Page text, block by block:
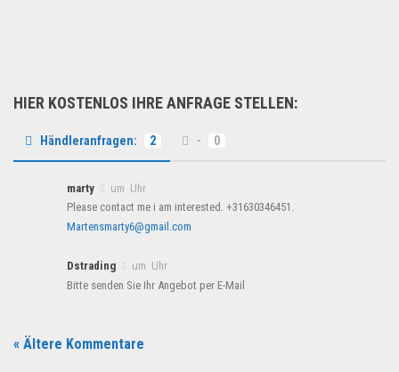
HIER KOSTENLOS IHRE ANFRAGE STELLEN:
Händleranfragen: 2 - 0
marty
um Uhr
Please contact me i am interested. +31630346451.
Martensmarty6@gmail.com
Dstrading
um Uhr
Bitte senden Sie Ihr Angebot per E-Mail
« Ältere Kommentare